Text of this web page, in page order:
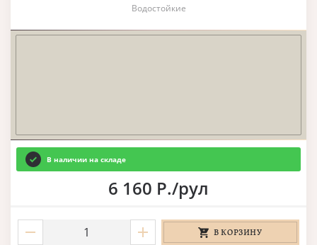
Водостойкие
В наличии на складе
6 160 Р./рул
В КОРЗИНУ